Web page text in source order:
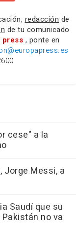
redacción de
de tu comunicado
press , ponte en
cese" a la
Jorge Messi, a
Saudí que su
no va